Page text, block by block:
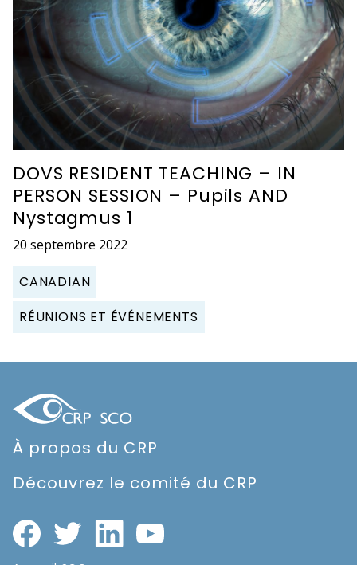
DOVS RESIDENT TEACHING – IN
PERSON SESSION – Pupils AND
Nystagmus 1
20 septembre 2022
CANADIAN
RÉUNIONS ET ÉVÉNEMENTS
À propos du CRP
Découvrez le comité du CRP